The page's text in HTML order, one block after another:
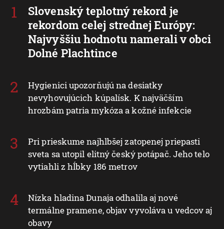
Slovenský teplotný rekord je
rekordom celej strednej Európy:
Najvyššiu hodnotu namerali v obci
Dolné Plachtince
Hygienici upozorňujú na desiatky
nevyhovujúcich kúpalísk. K najväčším
hrozbám patria mykóza a kožné infekcie
Pri prieskume najhlbšej zatopenej priepasti
sveta sa utopil elitný český potápač. Jeho telo
vytiahli z hĺbky 186 metrov
Nízka hladina Dunaja odhalila aj nové
termálne pramene, objav vyvoláva u vedcov aj
obavy